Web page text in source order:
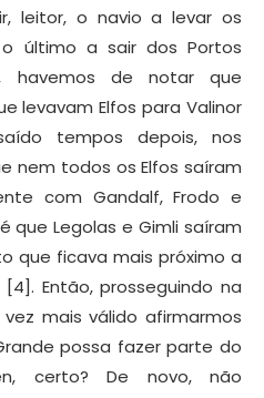
leitor, o navio a levar os
último a sair dos Portos
havemos de notar que
levavam Elfos para Valinor
tempos depois, nos
nem todos os Elfos saíram
com Gandalf, Frodo e
que Legolas e Gimli saíram
que ficava mais próximo a
Então, prosseguindo na
mais válido afirmarmos
possa fazer parte do
certo? De novo, não